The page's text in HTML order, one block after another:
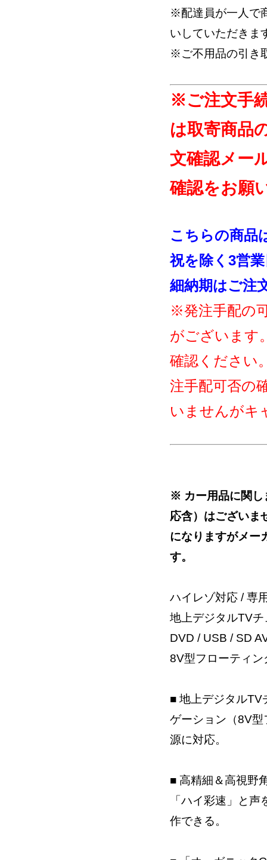
※配達員が一人で
いしていただきま
※ご不用品の引き
※ご注文手
は取寄商品
文確認メー
確認をお願
こちらの商品
祝を除く3営
細納期はご注
※発注手配の
がございます
確認ください
注手配可否の
いませんがキ
※ カー用品に関し
応含）はございま
になりますがメー
す。
ハイレゾ対応 / 専
地上デジタルTV
DVD / USB / SD
8V型フローティン
■ 地上デジタルTV
ゲーション（8V
源に対応。
■ 高精細＆高視野
「ハイ彩速」と
作できる。